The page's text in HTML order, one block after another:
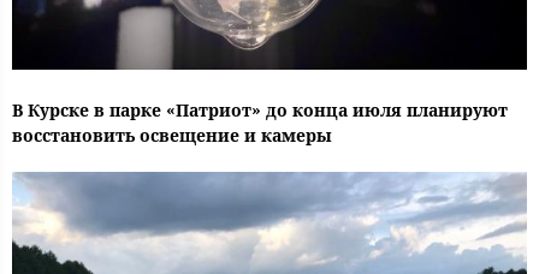
В Курске в парке «Патриот» до конца июля планируют
восстановить освещение и камеры